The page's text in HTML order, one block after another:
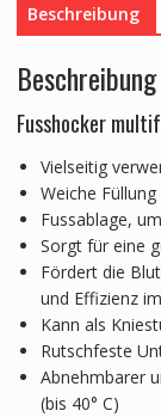
Beschreibung
Beschreibung
Fusshocker
Vielseitig
Weiche
Fussablage,
Sorgt für eine
Fördert die
und Effizienz
Kann als
Rutschfeste
Abnehmbarer
(bis 40° C)